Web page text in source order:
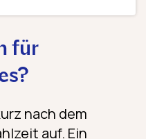
für
nach dem
auf. Ein